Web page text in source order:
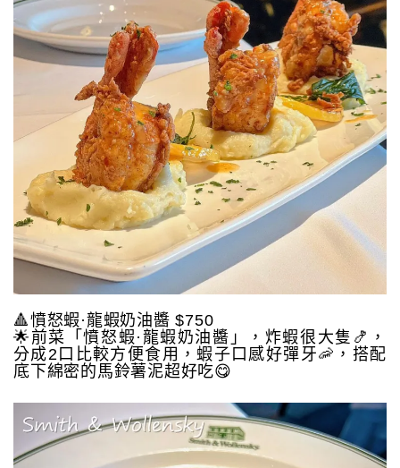
🔺憤怒蝦·龍蝦奶油醬 $750
🌟前菜「憤怒蝦·龍蝦奶油醬」，炸蝦很大隻🍤，
分成2口比較方便食用，蝦子口感好彈牙🦐，搭配
底下綿密的馬鈴薯泥超好吃😋